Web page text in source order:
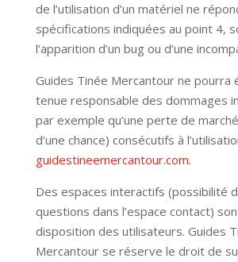
de l’utilisation d’un matériel ne
spécifications indiquées au point 4,
l’apparition d’un bug ou d’une
Guides Tinée Mercantour ne pourra
tenue responsable des dommages
par exemple qu’une perte de
d’une chance) consécutifs à
guidestineemercantour.com.
Des espaces interactifs (possibilité
questions dans l’espace contact)
disposition des utilisateurs. Guides
Mercantour se réserve le droit de